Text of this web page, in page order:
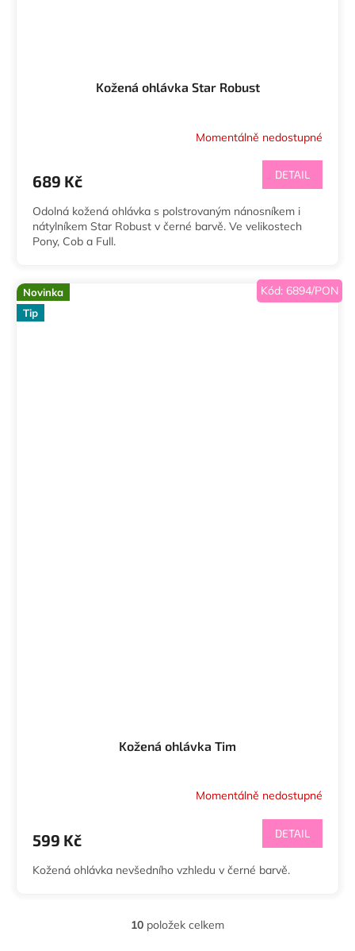
Kožená ohlávka Star Robust
Momentálně nedostupné
689 Kč DETAIL
Odolná kožená ohlávka s polstrovaným nánosníkem i
nátylníkem Star Robust v černé barvě. Ve velikostech
Pony, Cob a Full.
Novinka
Tip
Kožená ohlávka Tim
Momentálně nedostupné
599 Kč DETAIL
Kožená ohlávka nevšedního vzhledu v černé barvě.
Kód: 6894/PON
O
10 položek celkem